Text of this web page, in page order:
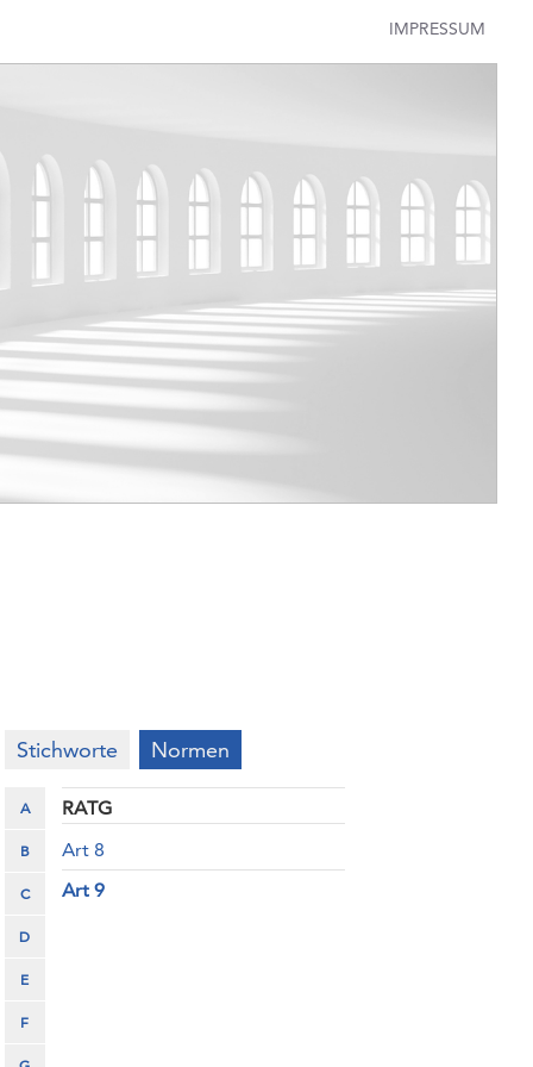
IMPRESSUM
Stichworte Normen
A
B
C
D
E
F
RATG
Art 8
Art 9